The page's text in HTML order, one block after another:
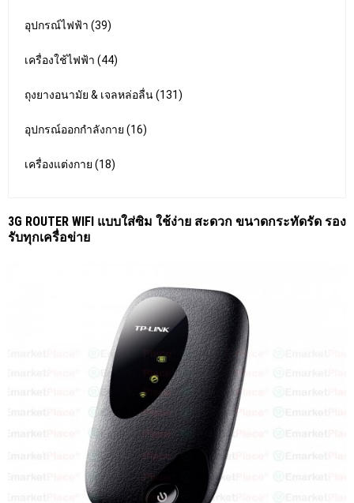
อุปกรณ์ไฟฟ้า (39)
เครื่องใช้ไฟฟ้า (44)
ถุงยางอนามัย & เจลหล่อลื่น (131)
อุปกรณ์ออกกำลังกาย (16)
เครื่องแต่งกาย (18)
3G ROUTER WIFI แบบใส่ซิม ใช้ง่าย สะดวก ขนาดกระทัดรัด รอง
รับทุกเครื่อข่าย